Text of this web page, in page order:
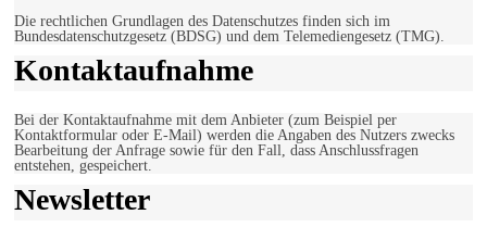
Die rechtlichen Grundlagen des Datenschutzes finden sich im
Bundesdatenschutzgesetz (BDSG) und dem Telemediengesetz (TMG).
Kontaktaufnahme
Bei der Kontaktaufnahme mit dem Anbieter (zum Beispiel per
Kontaktformular oder E-Mail) werden die Angaben des Nutzers zwecks
Bearbeitung der Anfrage sowie für den Fall, dass Anschlussfragen
entstehen, gespeichert.
Newsletter